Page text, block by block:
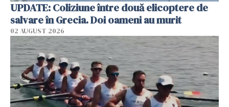
UPDATE: Coliziune între două elicoptere de
salvare în Grecia. Doi oameni au murit
02 AUGUST 2026